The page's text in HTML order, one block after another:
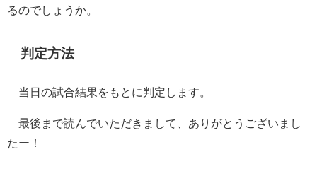
るのでしょうか。
判定方法
当日の試合結果をもとに判定します。
最後まで読んでいただきまして、ありがとうございまし
たー！